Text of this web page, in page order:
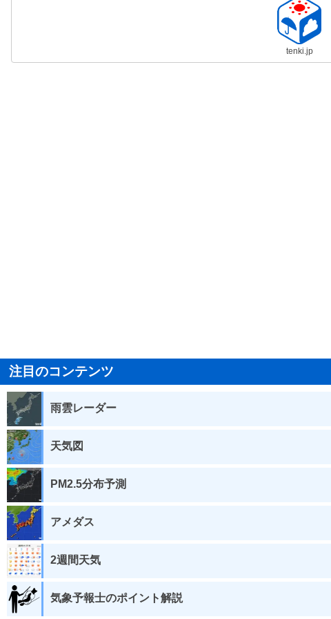
tenki.jp
注目のコンテンツ
雨雲レーダー
天気図
PM2.5分布予測
アメダス
2週間天気
気象予報士のポイント解説